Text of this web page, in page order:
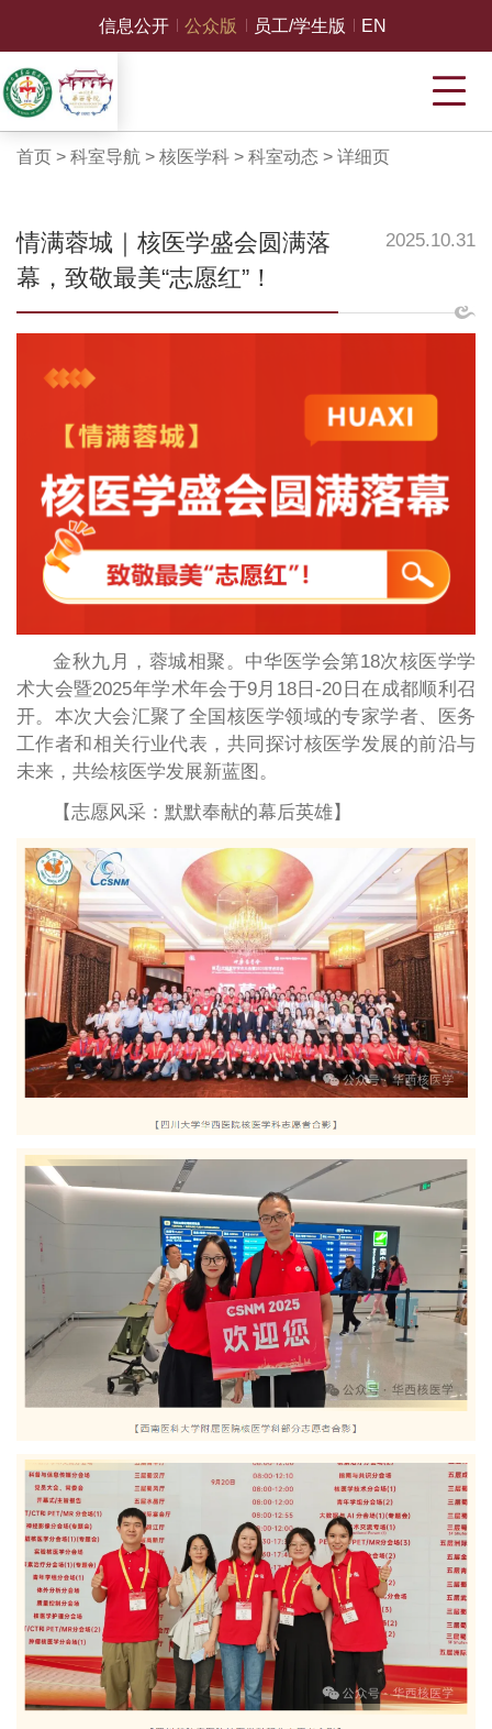
信息公开 公众版 员工/学生版 EN
首页 > 科室导航> 核医学科> 科室动态 > 详细页
情满蓉城｜核医学盛会圆满落
幕，致敬最美“志愿红”！
2025.10.31
金秋九月，蓉城相聚。中华医学会第18次核医学学
术大会暨2025年学术年会于9月18日-20日在成都顺利召
开。本次大会汇聚了全国核医学领域的专家学者、医务
工作者和相关行业代表，共同探讨核医学发展的前沿与
未来，共绘核医学发展新蓝图。
【志愿风采：默默奉献的幕后英雄】